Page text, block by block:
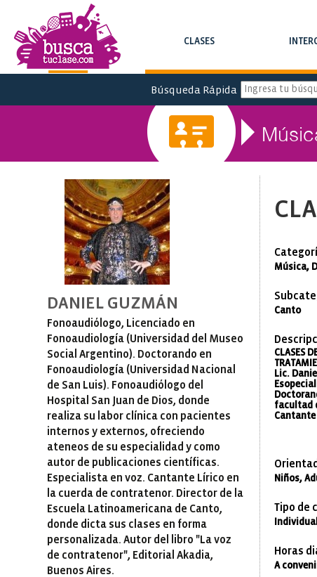
CLASES
Búsqueda Rápida
DANIEL GUZMÁN
Fonoaudiólogo, Licenciado en
Fonoaudiología (Universidad del Museo
Social Argentino). Doctorando en
Fonoaudiología (Universidad Nacional
de San Luis). Fonoaudiólogo del
Hospital San Juan de Dios, donde
realiza su labor clínica con pacientes
internos y externos, ofreciendo
ateneos de su especialidad y como
autor de publicaciones científicas.
Especialista en voz. Cantante Lírico en
la cuerda de contratenor. Director de la
Escuela Latinoamericana de Canto,
donde dicta sus clases en forma
personalizada. Autor del libro "La voz
de contratenor", Editorial Akadia,
Buenos Aires.
Música,
Canto
CLASES
Lic.
facultad
Niños,
Tipo de
Individual
Horas
A